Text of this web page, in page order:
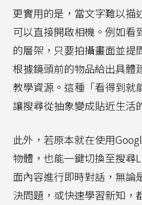
更實用的是，當文字難以描
可以直接開啟相機。例如看
的層架，只要拍攝畫面並提
根據鏡頭前的物品給出具體
教學資源。這種「看得到就
讓搜尋從抽象變成貼近生活
此外，若原本就在使用
物體，也能一鍵切換至搜尋
面內容進行即時對話，無論
決問題，或快速學習新知，